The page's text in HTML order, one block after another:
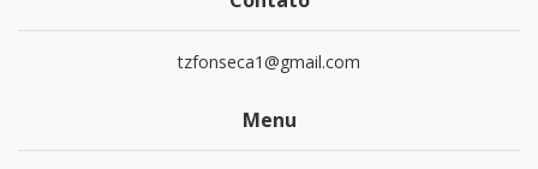
tzfonseca1@gmail.com
Menu